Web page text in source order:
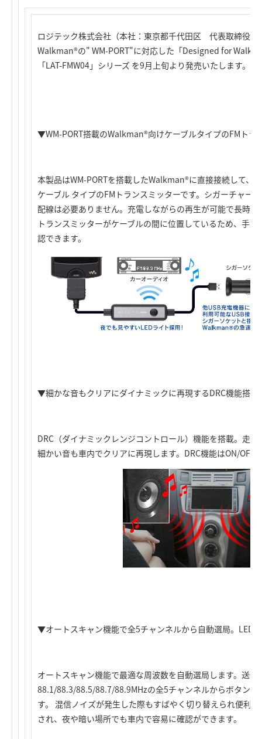
ロジテック株式会社（本社：東京都千代田区 代表取締役社
Walkman®の" WM-PORT"に対応した「Designed for
「LAT-FMW04」シリーズ を9月上旬より発売いたします。
▼WM-PORT搭載のWalkman®向けケーブルタイプのFMトラ
本製品はWM-PORTを搭載したWalkman®に直接接続して、
ケーブル タイプのFMトランスミッターです。シガーチャー
配線は必要ありません。充電しながらの再生が可能で長時
トランスミッターがケーブルの間に位置しているため、手
認できます。
▼細かな音もクリアにダイナミックに再現するDRC機能搭載
DRC（ダイナミックレンジコントロール）機能を搭載。走
細かい音も車内でクリアに再現します。DRC機能はON/OFF
▼オートスキャン機能で全5チャンネルから自動選局。LED
オートスキャン機能で最適な周波数を自動選局します。送信
88.1/88.3/88.5/88.7/88.9MHzの全5チャンネルからボタン一
す。 混信ノイズが発生した際もすばやく切り替えられ便利
され、夜や暗い場所でも車内で容易に確認ができます。